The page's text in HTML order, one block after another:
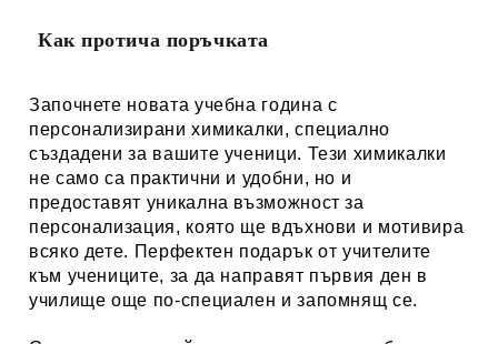
Как протича поръчката
Започнете новата учебна година с
персонализирани химикалки, специално
създадени за вашите ученици. Тези химикалки
не само са практични и удобни, но и
предоставят уникална възможност за
персонализация, която ще вдъхнови и мотивира
всяко дете. Перфектен подарък от учителите
към учениците, за да направят първия ден в
училище още по-специален и запомнящ се.